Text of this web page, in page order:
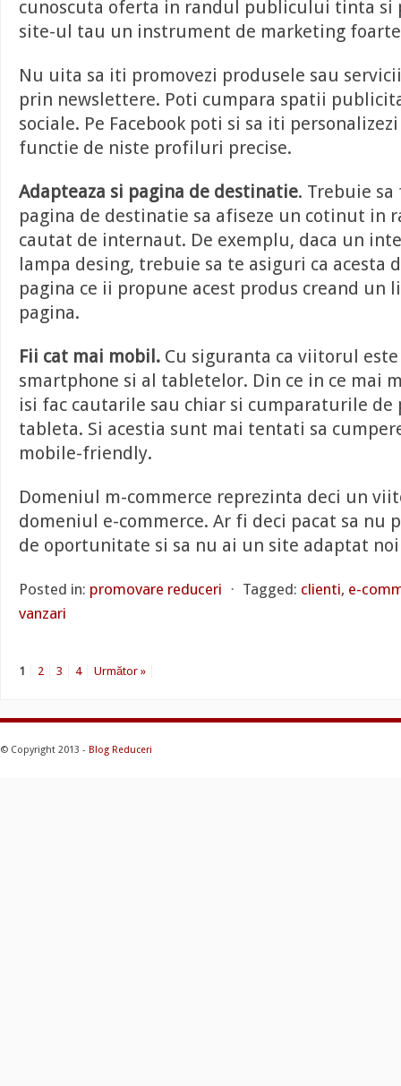
cunoscuta oferta in randul publicului tinta si
site-ul tau un instrument de marketing
Nu uita sa iti promovezi produsele sau
prin newslettere. Poti cumpara spatii
sociale. Pe Facebook poti si sa iti
functie de niste profiluri precise.
Adapteaza si pagina de destinatie. Trebuie
pagina de destinatie sa afiseze un cotinut in
cautat de internaut. De exemplu, daca un
lampa desing, trebuie sa te asiguri ca acesta
pagina ce ii propune acest produs creand un
pagina.
Fii cat mai mobil. Cu siguranta ca viitorul
smartphone si al tabletelor. Din ce in ce mai
isi fac cautarile sau chiar si cumparaturile de
tableta. Si acestia sunt mai tentati sa
mobile-friendly.
Domeniul m-commerce reprezinta deci un
domeniul e-commerce. Ar fi deci pacat sa nu
de oportunitate si sa nu ai un site adaptat
Posted in: promovare reduceri ⋅ Tagged: clienti, e-
vanzari
1 2 3 4 Următor »
© Copyright 2013 - Blog Reduceri